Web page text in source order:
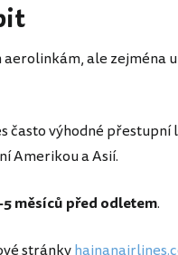
ale zejména
často výhodné
Amerikou a Asií.
měsíců před odletem.
stránky